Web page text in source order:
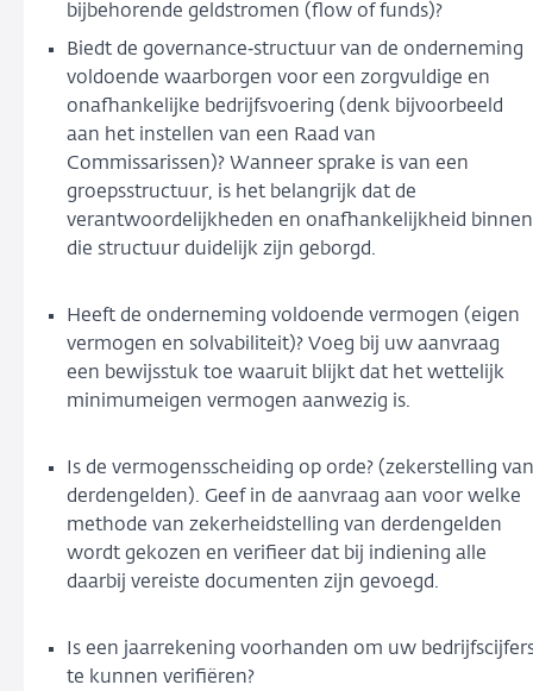
bijbehorende geldstromen (flow of funds)?
Biedt de governance‑structuur van de onderneming
voldoende waarborgen voor een zorgvuldige en
onafhankelijke bedrijfsvoering (denk bijvoorbeeld
aan het instellen van een Raad van
Commissarissen)? Wanneer sprake is van een
groepsstructuur, is het belangrijk dat de
verantwoordelijkheden en onafhankelijkheid binnen
die structuur duidelijk zijn geborgd.
Heeft de onderneming voldoende vermogen (eigen
vermogen en solvabiliteit)? Voeg bij uw aanvraag
een bewijsstuk toe waaruit blijkt dat het wettelijk
minimumeigen vermogen aanwezig is.
Is de vermogensscheiding op orde? (zekerstelling van
derdengelden). Geef in de aanvraag aan voor welke
methode van zekerheidstelling van derdengelden
wordt gekozen en verifieer dat bij indiening alle
daarbij vereiste documenten zijn gevoegd.
Is een jaarrekening voorhanden om uw
te kunnen verifiëren?